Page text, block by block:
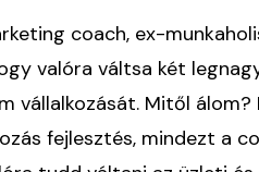
coach, ex-
valóra váltsa két
vállalkozását. Mitől
fejlesztés, mindezt a